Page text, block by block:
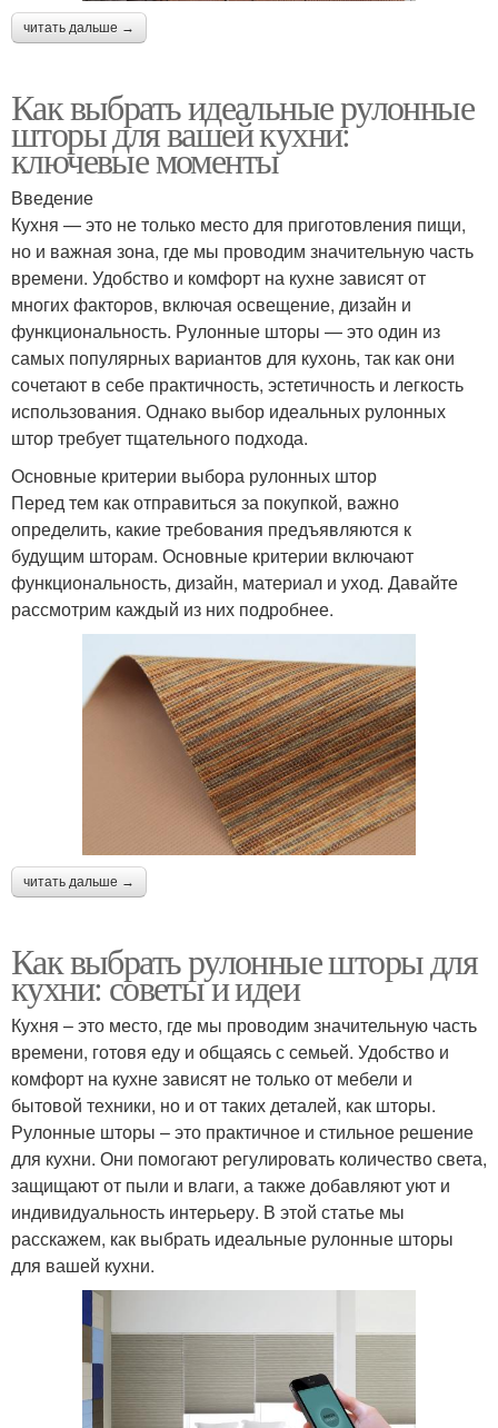
читать дальше →
Как выбрать идеальные рулонные
шторы для вашей кухни:
ключевые моменты
Введение
Кухня — это не только место для приготовления пищи,
но и важная зона, где мы проводим значительную часть
времени. Удобство и комфорт на кухне зависят от
многих факторов, включая освещение, дизайн и
функциональность. Рулонные шторы — это один из
самых популярных вариантов для кухонь, так как они
сочетают в себе практичность, эстетичность и легкость
использования. Однако выбор идеальных рулонных
штор требует тщательного подхода.
Основные критерии выбора рулонных штор
Перед тем как отправиться за покупкой, важно
определить, какие требования предъявляются к
будущим шторам. Основные критерии включают
функциональность, дизайн, материал и уход. Давайте
рассмотрим каждый из них подробнее.
читать дальше →
Как выбрать рулонные шторы для
кухни: советы и идеи
Кухня – это место, где мы проводим значительную часть
времени, готовя еду и общаясь с семьей. Удобство и
комфорт на кухне зависят не только от мебели и
бытовой техники, но и от таких деталей, как шторы.
Рулонные шторы – это практичное и стильное решение
для кухни. Они помогают регулировать количество света,
защищают от пыли и влаги, а также добавляют уют и
индивидуальность интерьеру. В этой статье мы
расскажем, как выбрать идеальные рулонные шторы
для вашей кухни.